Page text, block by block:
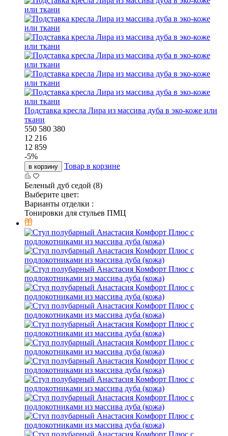
Подставка кресла Лира из массива дуба в эко-коже или
ткани
550 580 380
12 216
12 859
-5%
в корзину Товар в корзине
Беленый дуб седой (8)
Выберите цвет:
Варианты отделки :
Тонировки для стульев ПМЦ